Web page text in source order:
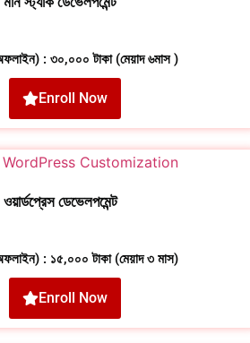
: ৩০,০০০ টাকা (মেয়াদ ৬মাস )
Enroll Now
ওয়ার্ডপ্রেস ডেভেলপমেন্ট
: ১৫,০০০ টাকা (মেয়াদ ৩ মাস)
Enroll Now